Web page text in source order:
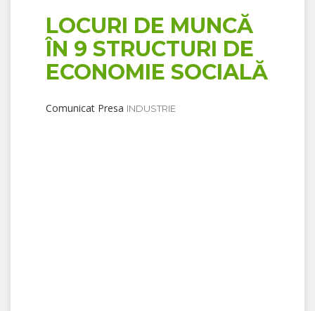
LOCURI DE MUNCĂ
ÎN 9 STRUCTURI DE
ECONOMIE SOCIALĂ
Comunicat Presa INDUSTRIE